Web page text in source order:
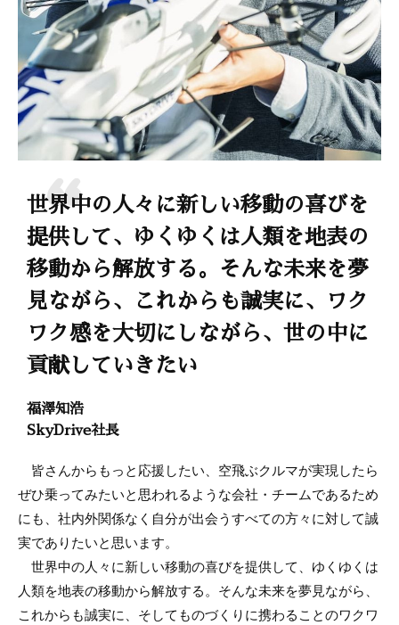
世界中の人々に新しい移動の喜びを
提供して、ゆくゆくは人類を地表の
移動から解放する。そんな未来を夢
見ながら、これからも誠実に、ワク
ワク感を大切にしながら、世の中に
貢献していきたい
福澤知浩
SkyDrive社長
皆さんからもっと応援したい、空飛ぶクルマが実現したら
ぜひ乗ってみたいと思われるような会社・チームであるため
にも、社内外関係なく自分が出会うすべての方々に対して誠
実でありたいと思います。
世界中の人々に新しい移動の喜びを提供して、ゆくゆくは
人類を地表の移動から解放する。そんな未来を夢見ながら、
これからも誠実に、そしてものづくりに携わることのワクワ